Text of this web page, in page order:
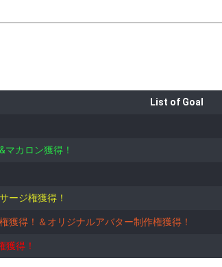
15分になり解除の
... ｢50｣送信までやったら完成 これでフルコースが完了です！ わからな
List of Goal
カロン獲得！
ージ権獲得！
獲得！＆オリジナルアバター制作権獲得！
獲得！